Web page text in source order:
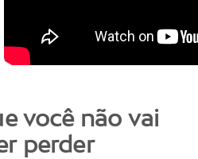
você não vai
perder